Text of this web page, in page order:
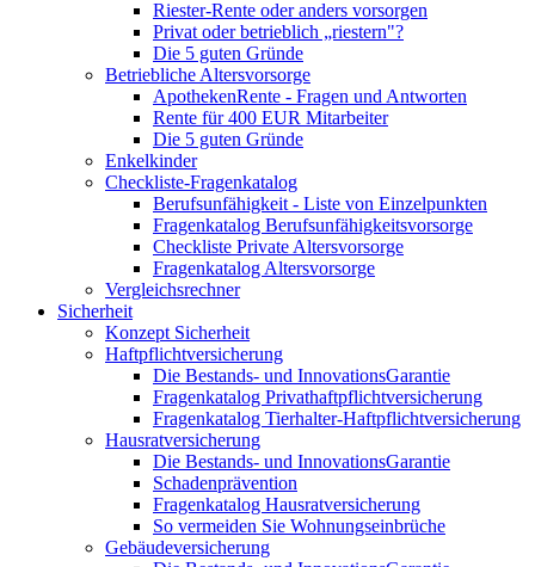
Riester-Rente oder anders vorsorgen
Privat oder betrieblich „riestern"?
Die 5 guten Gründe
Betriebliche Altersvorsorge
ApothekenRente - Fragen und Antworten
Rente für 400 EUR Mitarbeiter
Die 5 guten Gründe
Enkelkinder
Checkliste-Fragenkatalog
Berufsunfähigkeit - Liste von Einzelpunkten
Fragenkatalog Berufsunfähigkeitsvorsorge
Checkliste Private Altersvorsorge
Fragenkatalog Altersvorsorge
Vergleichsrechner
Sicherheit
Konzept Sicherheit
Haftpflichtversicherung
Die Bestands- und InnovationsGarantie
Fragenkatalog Privathaftpflichtversicherung
Fragenkatalog Tierhalter-Haftpflichtversicherung
Hausratversicherung
Die Bestands- und InnovationsGarantie
Schadenprävention
Fragenkatalog Hausratversicherung
So vermeiden Sie Wohnungseinbrüche
Gebäudeversicherung